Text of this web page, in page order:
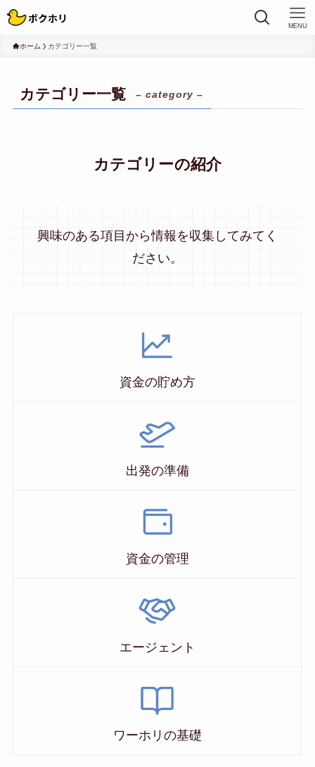
MENU
ホーム カテゴリー一覧
カテゴリー一覧 – category –
カテゴリーの紹介
興味のある項目から情報を収集してみてく
ださい。
資金の貯め方
出発の準備
資金の管理
エージェント
ワーホリの基礎